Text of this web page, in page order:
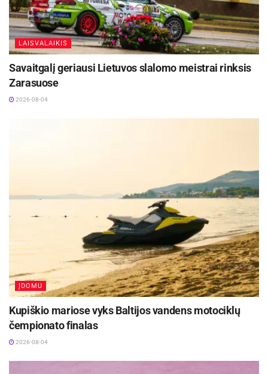
Žymos: Panevėžio sporto centras
LAISVALAIKIS
Savaitgalį geriausi Lietuvos slalomo meistrai rinksis
Zarasuose
2026-08-04
ĮDOMU
Kupiškio mariose vyks Baltijos vandens motociklų
čempionato finalas
2026-08-04